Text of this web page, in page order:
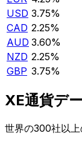
USD 3.75%
CAD 2.25%
AUD 3.60%
NZD 2.25%
GBP 3.75%
XE通貨デ
世界の300社以